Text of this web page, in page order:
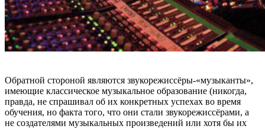
Обратной стороной являются звукорежиссёры-«музыканты»,
имеющие классическое музыкальное образование (никогда,
правда, не спрашивал об их конкретных успехах во время
обучения, но факта того, что они стали звукорежиссёрами, а
не создателями музыкальных произведений или хотя бы их